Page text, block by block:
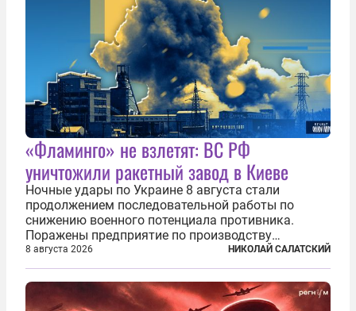
«Фламинго» не взлетят: ВС РФ
уничтожили ракетный завод в Киеве
Ночные удары по Украине 8 августа стали
продолжением последовательной работы по
снижению военного потенциала противника.
Поражены предприятие по производству
крылатых ракет, крупный склад топлива и два
сухогруза с военными грузами. Дополнительно
нанесены удары по объектам в ряде городов. В
Киеве...
8 августа 2026 НИКОЛАЙ САЛАТСКИЙ